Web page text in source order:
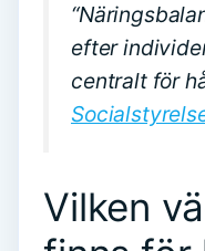
efter
centralt för
Vilken